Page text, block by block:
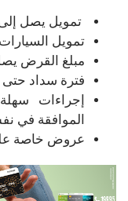
تمويل يصل إلى 100% من قيمة
تمويل
مبلغ القرض يصل إلى 5
فترة سداد حتى 96 شهراً.
إجراءات
الموافقة في
عروض خاصة